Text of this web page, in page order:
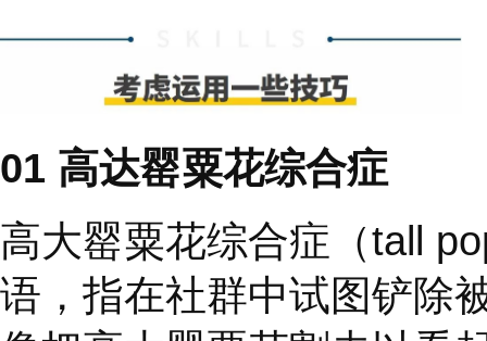
我担任过足够多的领
如何看待你。有人会
会讨厌你所做的一切
总是怀疑你的动机和
他们干扰您。